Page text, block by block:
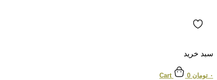
سبد خرید
تومان 0
Cart